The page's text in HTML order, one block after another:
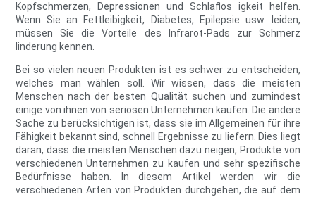
Kopfschmerzen, Depressionen und Schlaflos igkeit helfen.
Wenn Sie an Fettleibigkeit, Diabetes, Epilepsie usw. leiden,
müssen Sie die Vorteile des Infrarot-Pads zur Schmerz
linderung kennen.
Bei so vielen neuen Produkten ist es schwer zu entscheiden,
welches man wählen soll. Wir wissen, dass die meisten
Menschen nach der besten Qualität suchen und zumindest
einige von ihnen von seriösen Unternehmen kaufen. Die andere
Sache zu berücksichtigen ist, dass sie im Allgemeinen für ihre
Fähigkeit bekannt sind, schnell Ergebnisse zu liefern. Dies liegt
daran, dass die meisten Menschen dazu neigen, Produkte von
verschiedenen Unternehmen zu kaufen und sehr spezifische
Bedürfnisse haben. In diesem Artikel werden wir die
verschiedenen Arten von Produkten durchgehen, die auf dem